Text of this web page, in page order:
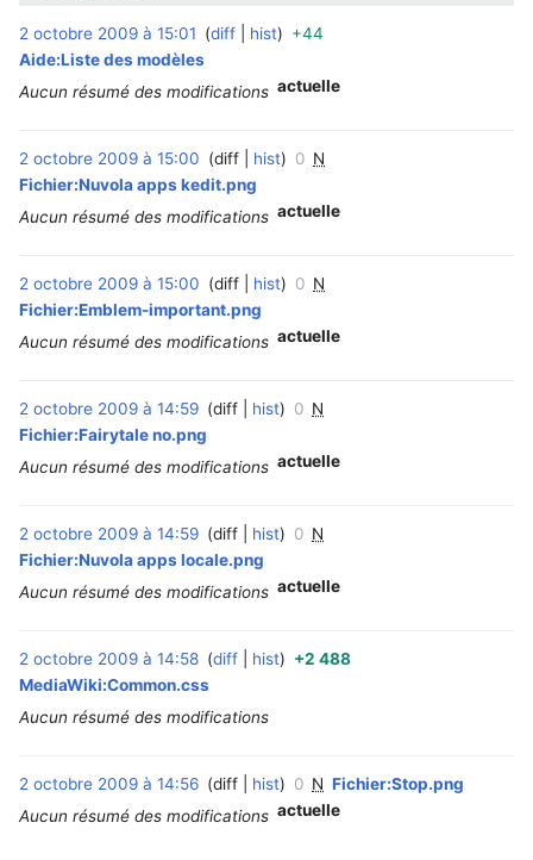
2 octobre 2009 à 15:01 diff hist +44
Aide:Liste des modèles
Aucun résumé des modifications actuelle
2 octobre 2009 à 15:00 diff hist 0 N
Fichier:Nuvola apps kedit.png
Aucun résumé des modifications actuelle
2 octobre 2009 à 15:00 diff hist 0 N
Fichier:Emblem-important.png
Aucun résumé des modifications actuelle
2 octobre 2009 à 14:59 diff hist 0 N
Fichier:Fairytale no.png
Aucun résumé des modifications actuelle
2 octobre 2009 à 14:59 diff hist 0 N
Fichier:Nuvola apps locale.png
Aucun résumé des modifications actuelle
2 octobre 2009 à 14:58 diff hist +2 488
MediaWiki:Common.css
Aucun résumé des modifications
2 octobre 2009 à 14:56 diff hist 0 N Fichier:Stop.png
Aucun résumé des modifications actuelle